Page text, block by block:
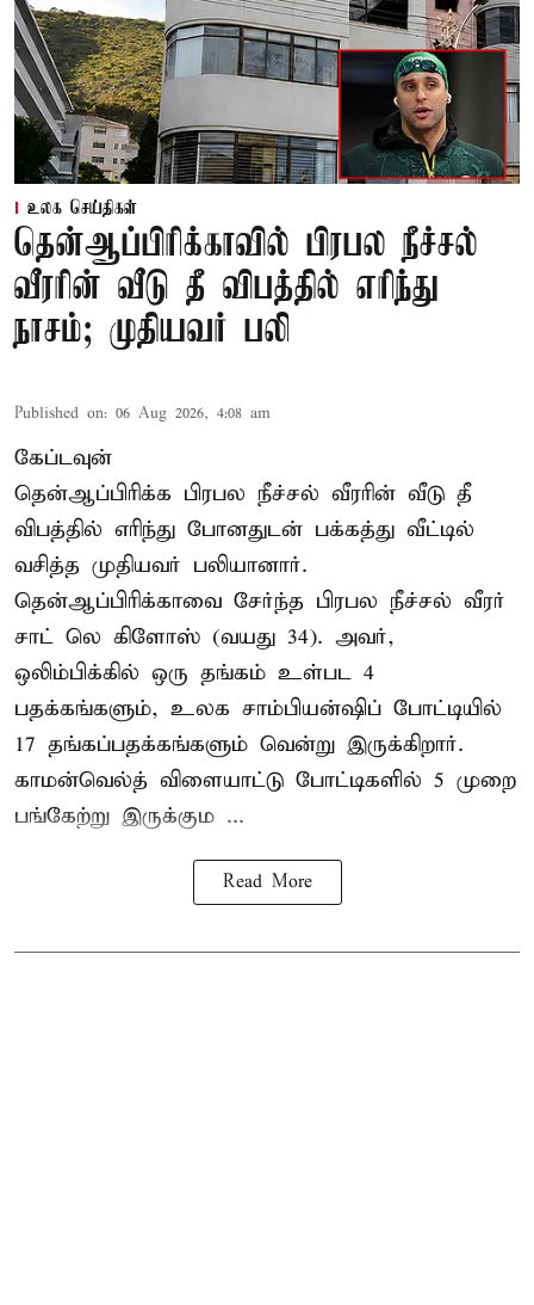
உலக செய்திகள்
தென்ஆப்பிரிக்காவில் பிரபல நீச்சல்
வீரரின் வீடு தீ விபத்தில் எரிந்து
நாசம்; முதியவர் பலி
Published on: 06 Aug 2026, 4:08 am
கேப்டவுன்
தென்ஆப்பிரிக்க பிரபல நீச்சல் வீரரின் வீடு தீ
விபத்தில் எரிந்து போனதுடன் பக்கத்து வீட்டில்
வசித்த முதியவர் பலியானார்.
தென்ஆப்பிரிக்காவை சேர்ந்த பிரபல நீச்சல் வீரர்
சாட் லெ கிளோஸ் (வயது 34). அவர்,
ஒலிம்பிக்கில் ஒரு தங்கம் உள்பட 4
பதக்கங்களும், உலக சாம்பியன்ஷிப் போட்டியில்
17 தங்கப்பதக்கங்களும் வென்று இருக்கிறார்.
காமன்வெல்த் விளையாட்டு போட்டிகளில் 5 முறை
பங்கேற்று இருக்கும ...
Read More